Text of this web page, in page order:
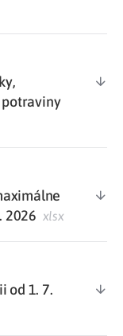
2026 xlsx
od 1. 7.